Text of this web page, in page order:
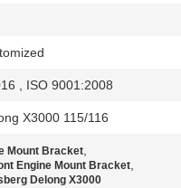
, ISO 9001:2008
X3000 115/116
Mount Bracket,
Engine Mount Bracket,
Delong X3000